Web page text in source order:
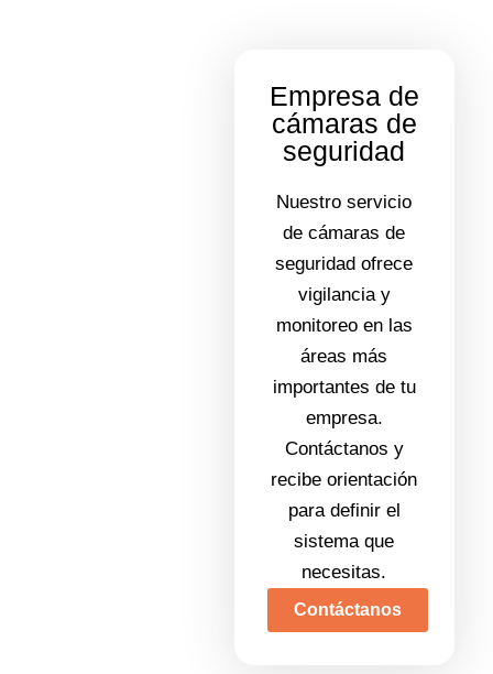
Empresa de
cámaras de
seguridad
Nuestro servicio
de cámaras de
seguridad ofrece
vigilancia y
monitoreo en las
áreas más
importantes de tu
empresa.
Contáctanos y
recibe orientación
para definir el
sistema que
necesitas.
Contáctanos